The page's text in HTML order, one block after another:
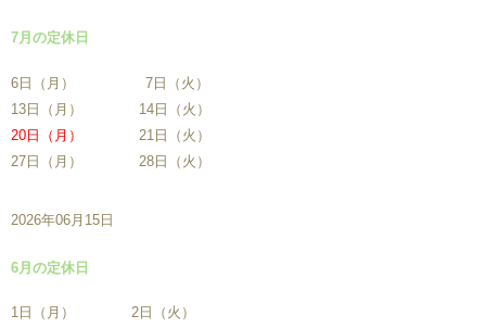
7月の定休日
6日（月） 7日（火）
13日（月） 14日（火）
20日（月）
21日（火）
27日（月） 28日（火）
2026年06月15日
6月の定休日
1日（月） 2日（火）